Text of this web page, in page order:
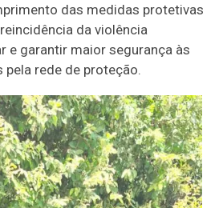
das medidas protetivas
da violência
e garantir maior segurança às
rede de proteção.